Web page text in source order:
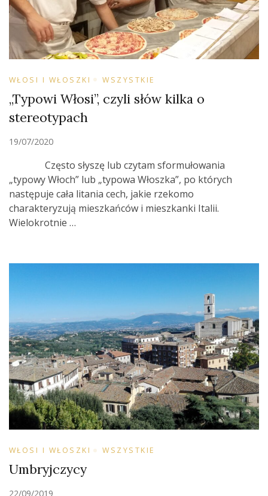
WŁOSI I WŁOSZKI WSZYSTKIE
„Typowi Włosi”, czyli słów kilka o
stereotypach
19/07/2020
Często słyszę lub czytam sformułowania
„typowy Włoch” lub „typowa Włoszka”, po których
następuje cała litania cech, jakie rzekomo
charakteryzują mieszkańców i mieszkanki Italii.
Wielokrotnie …
WŁOSI I WŁOSZKI WSZYSTKIE
Umbryjczycy
22/09/2019